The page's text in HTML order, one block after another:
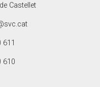
Castellet
611
610